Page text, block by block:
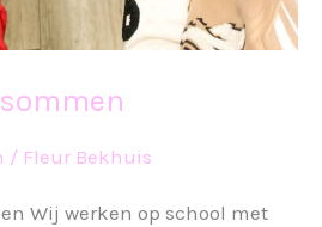
/ Fleur Bekhuis
Wij werken op school met